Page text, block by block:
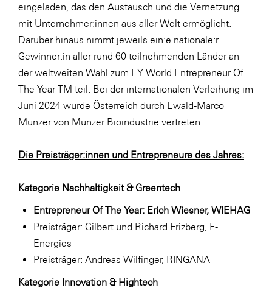
eingeladen, das den Austausch und die Vernetzung
mit Unternehmer:innen aus aller Welt ermöglicht.
Darüber hinaus nimmt jeweils ein:e nationale:r
Gewinner:in aller rund 60 teilnehmenden Länder an
der weltweiten Wahl zum EY World Entrepreneur Of
The Year TM teil. Bei der internationalen Verleihung im
Juni 2024 wurde Österreich durch Ewald-Marco
Münzer von Münzer Bioindustrie vertreten.
Die Preisträger:innen und Entrepreneure des Jahres:
Kategorie Nachhaltigkeit & Greentech
Entrepreneur Of The Year: Erich Wiesner, WIEHAG
Preisträger: Gilbert und Richard Frizberg, F-
Energies
Preisträger: Andreas Wilfinger, RINGANA
Kategorie Innovation & Hightech